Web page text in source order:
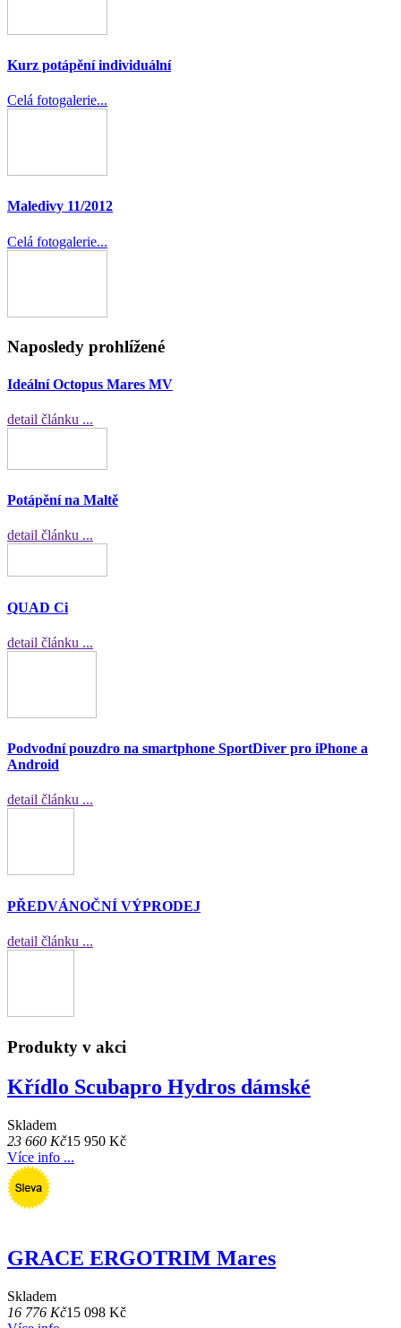
Kurz potápění individuální
Celá fotogalerie...
Maledivy 11/2012
Celá fotogalerie...
Naposledy prohlížené
Ideální Octopus Mares MV
detail článku ...
Potápění na Maltě
detail článku ...
QUAD Ci
detail článku ...
Podvodní pouzdro na smartphone SportDiver pro iPhone a
Android
detail článku ...
PŘEDVÁNOČNÍ VÝPRODEJ
detail článku ...
Produkty v akci
Křídlo Scubapro Hydros dámské
Skladem
23 660 Kč15 950 Kč
Více info ...
GRACE ERGOTRIM Mares
Skladem
16 776 Kč15 098 Kč